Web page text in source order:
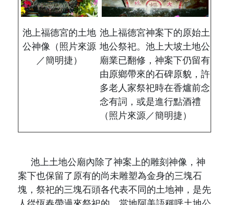
池上福德宮的土地
公神像（照片來源
／簡明捷）
池上福德宮神案下的原始土
地公祭祀。池上大坡土地公
廟業已翻修，神案下仍留有
由原鄉帶來的石碑原貌，許
多老人家祭祀時在香爐前念
念有詞，或是進行點酒禮
（照片來源／簡明捷）
池上土地公廟內除了神案上的雕刻神像，神
案下也保留了原有的尚未雕塑為金身的三塊石
塊，祭祀的三塊石頭各代表不同的土地神，是先